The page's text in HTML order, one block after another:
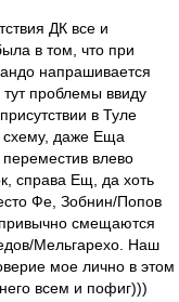
ДК все и
в том, что при
напрашивается
проблемы ввиду
в Туле
даже Еща
влево
справа Ещ, да хоть
Фе, Зобнин/Попов
смещаются
Мельгарехо. Наш
мое лично в этом
всем и пофиг)))